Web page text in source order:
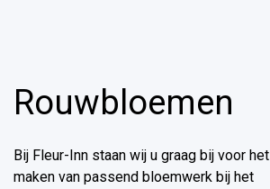
Rouwbloemen
Bij Fleur-Inn staan wij u graag bij voor het
maken van passend bloemwerk bij het